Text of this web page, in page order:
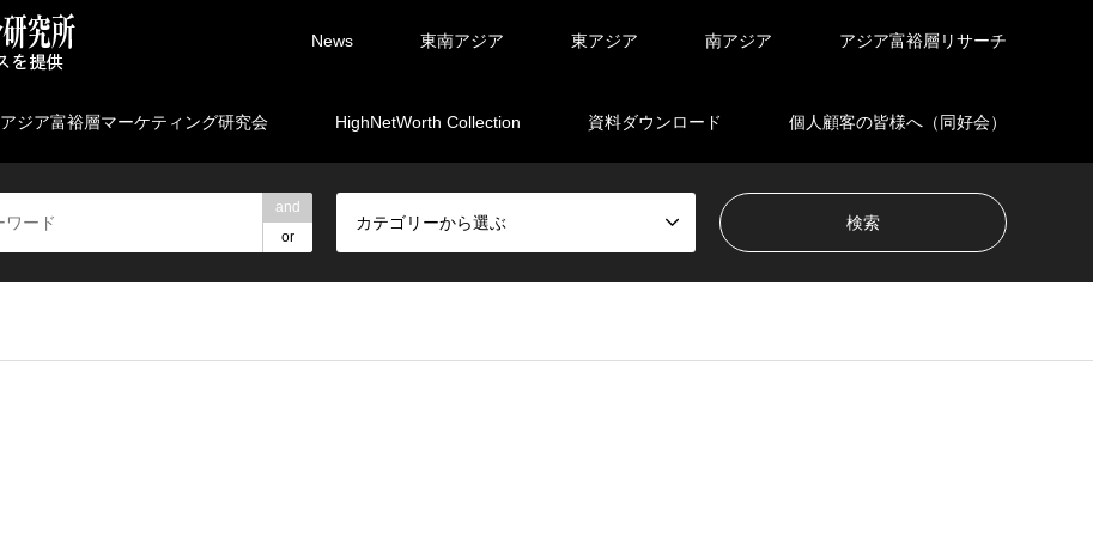
News 東南アジア 東アジア 南アジア アジア富裕層リサーチ
アジア富裕層マーケティング研究会 HighNetWorth Collection 資料ダウンロード 個人顧客の皆様へ（同好会）
and
or
カテゴリーから選ぶ